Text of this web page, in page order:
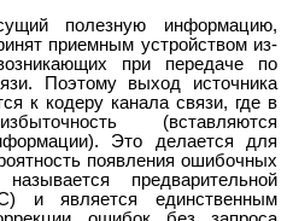
полезную информацию,
приемным устройством из-
при передаче по
Поэтому выход источника
к кодеру канала связи, где в
(вставляются
Это делается для
появления ошибочных
предварительной
и является единственным